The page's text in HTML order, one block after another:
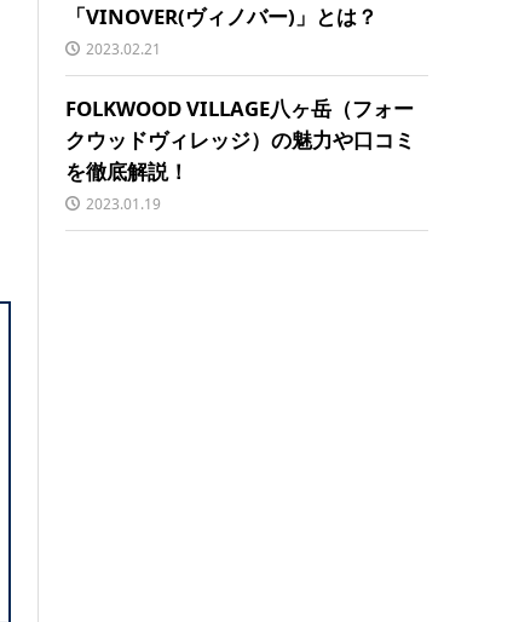
「VINOVER(ヴィノバー)」とは？
2023.02.21
FOLKWOOD VILLAGE八ヶ岳（フォー
クウッドヴィレッジ）の魅力や口コミ
を徹底解説！
2023.01.19